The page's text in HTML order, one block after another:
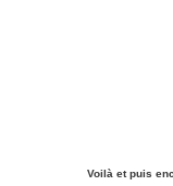
Voilà et puis